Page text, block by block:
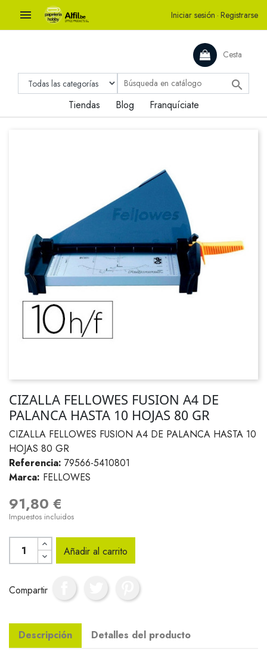
 Iniciar sesión · Registrarse
Cesta

Tiendas Blog Franquíciate
CIZALLA FELLOWES FUSION A4 DE
PALANCA HASTA 10 HOJAS 80 GR
CIZALLA FELLOWES FUSION A4 DE PALANCA HASTA 10
HOJAS 80 GR
Referencia: 79566-5410801
Marca: FELLOWES
91,80 €
Impuestos incluidos
Añadir al carrito
Compartir
Descripción Detalles del producto